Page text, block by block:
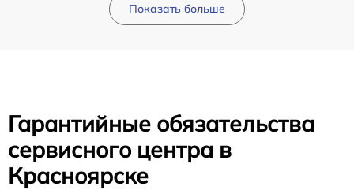
Показать больше
Гарантийные обязательства
сервисного центра в
Красноярске